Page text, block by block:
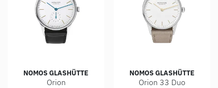
NOMOS GLASHÜTTE
Orion
NOMOS GLASHÜTTE
Orion 33 Duo